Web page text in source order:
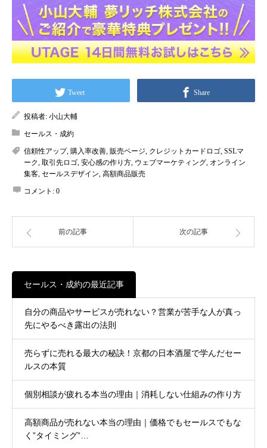
Tweet Share
投稿者: 小山大輔
セールス・成約
信頼性アップ, 購入率改善, 販売ページ, クレジットカードロゴ, SSLマ
ーク, 取引先ロゴ, 安心感の作り方, ウェブマーケティング, オンライン
集客, セールスデザイン, 高額商品販売
コメント: 0
前の記事 次の記事
セールス・成約の最近記事
自分の商品やサービスが売れない？営業が苦手な人が真っ
先にやるべき露出の法則
売らずに売れる最大の秘訣！京都の日本酒屋で学んだセー
ルスの本質
個別相談が疲れる本当の理由｜消耗しない仕組みの作り方
高額商品が売れない本当の理由｜価格でもセールスでもな
く”タイミング”…